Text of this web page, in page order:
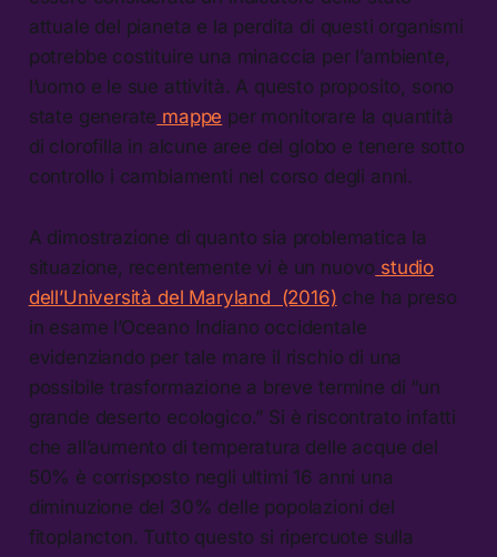
attuale del pianeta e la perdita di questi organismi
potrebbe costituire una minaccia per l’ambiente,
l’uomo e le sue attività. A questo proposito, sono
state generate mappe per monitorare la quantità
di clorofilla in alcune aree del globo e tenere sotto
controllo i cambiamenti nel corso degli anni.
A dimostrazione di quanto sia problematica la
situazione, recentemente vi è un nuovo studio
dell’Università del Maryland (2016) che ha preso
in esame l’Oceano Indiano occidentale
evidenziando per tale mare il rischio di una
possibile trasformazione a breve termine di “un
grande deserto ecologico.” Si è riscontrato infatti
che all’aumento di temperatura delle acque del
50% è corrisposto negli ultimi 16 anni una
diminuzione del 30% delle popolazioni del
fitoplancton. Tutto questo si ripercuote sulla